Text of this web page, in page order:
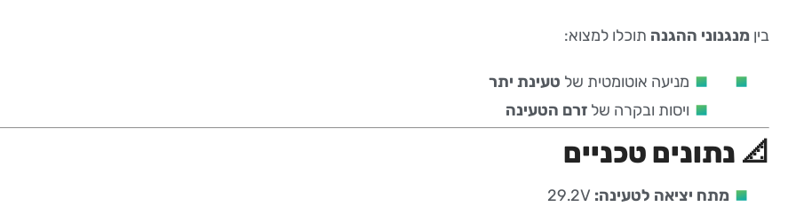
בין מנגנוני ההגנה תוכלו למצוא:
מניעה אוטומטית של טעינת יתר
ויסות ובקרה של זרם הטעינה
📐 נתונים טכניים
מתח יציאה לטעינה: